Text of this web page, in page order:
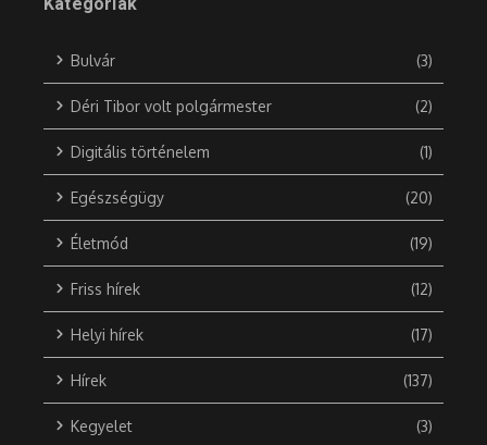
Bulvár (3)
Déri Tibor volt polgármester (2)
Digitális történelem (1)
Egészségügy (20)
Életmód (19)
Friss hírek (12)
Helyi hírek (17)
Hírek (137)
Kegyelet (3)